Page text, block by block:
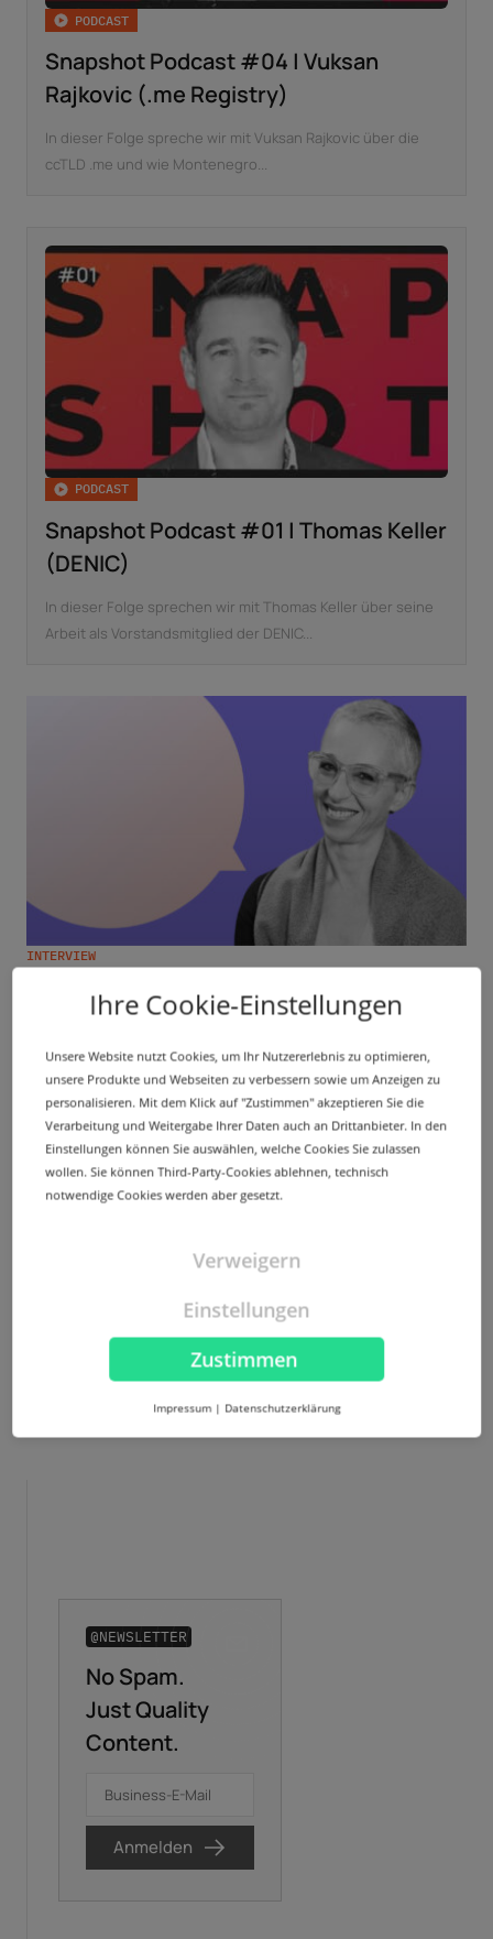
PODCAST
Snapshot Podcast #04 | Vuksan
Rajkovic (.me Registry)
In dieser Folge spreche wir mit Vuksan Rajkovic über die
ccTLD .me und wie Montenegro...
PODCAST
Snapshot Podcast #01 | Thomas Keller
(DENIC)
In dieser Folge sprechen wir mit Thomas Keller über seine
Arbeit als Vorstandsmitglied der DENIC...
INTERVIEW
Warum ccTLDs Europas Domain-Markt
dominieren mit Barbara Povše (CENTR)
Die Vielfalt im DNS-Ökosystem ist auch das Ergebnis
unterschiedlicher Kulturen. Das gilt insbesondere für
ccTLDs....
Mehr
@NEWSLETTER
No Spam.
Just Quality
Content.
Anmelden
Business-E-Mail
Nachname*
Ihre Cookie-Einstellungen
Unsere Website nutzt Cookies, um Ihr Nutzererlebnis zu optimieren,
unsere Produkte und Webseiten zu verbessern sowie um Anzeigen zu
personalisieren. Mit dem Klick auf "Zustimmen" akzeptieren Sie die
Verarbeitung und Weitergabe Ihrer Daten auch an Drittanbieter. In den
Einstellungen können Sie auswählen, welche Cookies Sie zulassen
wollen. Sie können Third-Party-Cookies ablehnen, technisch
notwendige Cookies werden aber gesetzt.
Zustimmen
Verweigern
Einstellungen
Impressum | Datenschutzerklärung